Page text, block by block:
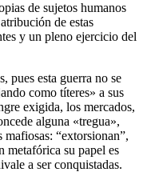
de sujetos humanos
de estas
y un pleno ejercicio del
pues esta guerra no se
como títeres» a sus
exigida, los mercados,
alguna «tregua»,
“extorsionan”,
metafórica su papel es
a ser conquistadas.